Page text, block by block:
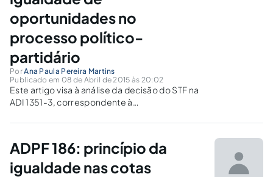
oportunidades no
processo político-
partidário
PorAna Paula Pereira Martins
Publicado em 08 de Abril de 2015 às 20:02
Este artigo visa à análise da decisão do STF na
ADI 1351-3, correspondente à
barreira", prevista na Lei dos Partidos Políticos
democráticos.
ADPF 186: princípio da
igualdade nas cotas